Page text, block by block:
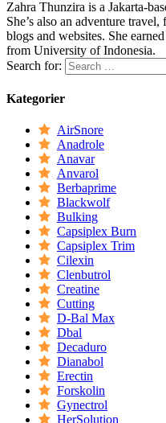
Zahra Thunzira is a Jakarta-
She’s also an adventure
blogs and websites. She
from University of Indonesia.
Search for:
Kategorier
AirSnore
Anadrole
Anavar
Anvarol
Berbaprime
Blackwolf
Bulking
Capsiplex Burn
Capsiplex Trim
Cilexin
Clenbutrol
Creatine
Cutting
D-Bal Max
Dbal
Decaduro
Dianabol
Erectin
Forskolin
Gynectrol
HerSolution